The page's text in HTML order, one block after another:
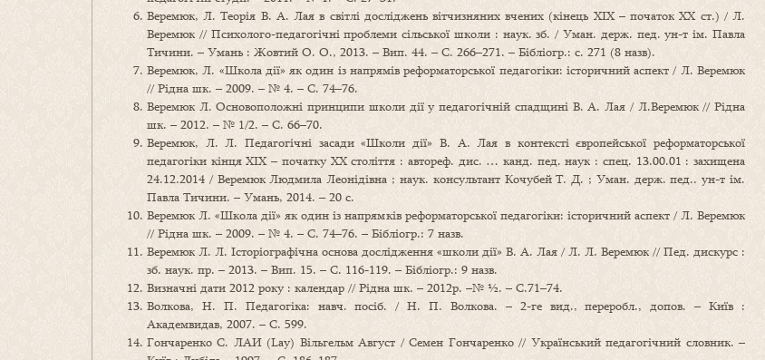
Веремюк, Л. Теорія В. А. Лая в світлі досліджень вітчизняних вчених (кінець ХІХ – початок ХХ ст.) / Л.
Веремюк // Психолого-педагогічні проблеми сільської школи : наук. зб. / Уман. держ. пед. ун-т ім. Павла
Тичини. – Умань : Жовтий О. О., 2013. – Вип. 44. – С. 266–271. – Бібліогр.: с. 271 (8 назв).
Веремюк, Л. «Школа дії» як один із напрямів реформаторської педагогіки: історичний аспект / Л. Веремюк
// Рідна шк. – 2009. – № 4. – С. 74–76.
Веремюк Л. Основоположні принципи школи дії у педагогічній спадщині В. А. Лая / Л.Веремюк // Рідна
шк. – 2012. – № 1/2. – С. 66–70.
Веремюк, Л. Л. Педагогічні засади «Школи дії» В. А. Лая в контексті європейської реформаторської
педагогіки кінця XIX – початку XX століття : автореф. дис. … канд. пед. наук : спец. 13.00.01 : захищена
24.12.2014 / Веремюк Людмила Леонідівна ; наук. консультант Кочубей Т. Д. ; Уман. держ. пед.. ун-т ім.
Павла Тичини. – Умань, 2014. – 20 с.
Веремюк Л. «Школа дії» як один із напрямків реформаторської педагогіки: історичний аспект / Л. Веремюк
// Рідна шк. – 2009. – № 4. – С. 74–76. – Бібліогр.: 7 назв.
Веремюк Л. Л. Історіографічна основа дослідження «школи дії» В. А. Лая / Л. Л. Веремюк // Пед. дискурс :
зб. наук. пр. – 2013. – Вип. 15. – С. 116-119. – Бібліогр.: 9 назв.
Визначні дати 2012 року : календар // Рідна шк. – 2012р. –№ ½. – С.71–74.
Волкова, Н. П. Педагогіка: навч. посіб. / Н. П. Волкова. – 2-ге вид., переробл., допов. – Київ :
Академвидав, 2007. – С. 599.
Гончаренко С. ЛАИ (Lay) Вільгельм Август / Семен Гончаренко // Український педагогічний словник. –